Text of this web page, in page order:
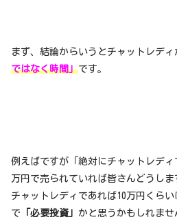
まず、結論からいうとチャットレデ
ではなく時間」です。
例えばですが「絶対にチャットレデ
万円で売られていれば皆さんどうしま
チャットレディであれば10万円くら
で 「必要投資」 かと思うかもしれませ